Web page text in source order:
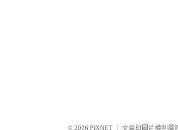
© 2026 PIXNET 文章與圖片權利屬